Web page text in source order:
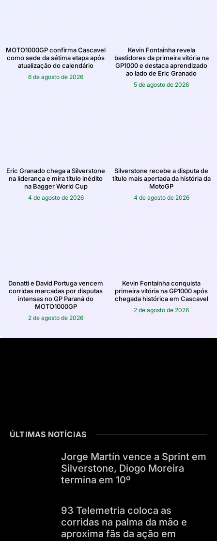
MOTO1000GP confirma Cascavel
como sede da sétima etapa após
atualização do calendário
6 de agosto de 2026
Kevin Fontainha revela
bastidores da primeira vitória na
GP1000 e destaca aprendizado
ao lado de Eric Granado
5 de agosto de 2026
Eric Granado chega a Silverstone
na liderança e mira título inédito
na Bagger World Cup
4 de agosto de 2026
Silverstone recebe a disputa de
título mais apertada da história da
MotoGP
4 de agosto de 2026
Donatti e David Portuga vencem
corridas marcadas por disputas
intensas no GP Paraná do
MOTO1000GP
2 de agosto de 2026
Kevin Fontainha conquista
primeira vitória na GP1000 após
chegada histórica em Cascavel
2 de agosto de 2026
ÚLTIMAS NOTÍCIAS
Jorge Martín vence a Sprint em
Silverstone, Diogo Moreira
termina em 10º
93 Telemetria coloca as
corridas na palma da mão e
aproxima fãs da ação em